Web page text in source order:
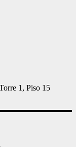
1, Piso 15